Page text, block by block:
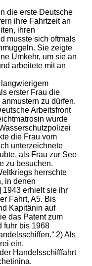
die erste Deutsche
ihre Fahrtzeit an
ihren
musste sich oftmals
Sie zeigte
Umkehr, um sie an
arbeitete mit an
erster Frau die
zu dürfen.
Arbeitsfront
wurde
die Frau vom
unterzeichnete
als Frau zur See
zu besuchen.
herrschte
in denen
1943 erhielt sie ihr
Fahrt, A5. Bis
Kapitänin auf
das Patent zum
fuhr bis 1968
2) Als
ein.
Handelsschifffahrt